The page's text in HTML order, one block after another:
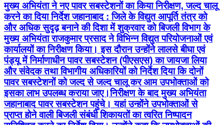
मुख्य अभियंता ने नए पावर सबस्टेशनों का किया निरीक्षण, जल्द चालू
करने का दिया निर्देश जहानाबाद : जिले के विद्युत आपूर्ति तंत्र को
और अधिक सुदृढ़ बनाने की दिशा में शुक्रवार को बिजली विभाग के
मुख्य अभियंता राजकुमार प्रसाद ने विभिन्न विद्युत परियोजनाओं एवं
कार्यालयों का निरीक्षण किया। इस दौरान उन्होंने लालसे बीघा एवं
पंड्यू में निर्माणाधीन पावर सबस्टेशन (पीएसएस) का जायजा लिया
और संवेदक तथा विभागीय अधिकारियों को निर्देश दिया कि दोनों
पावर सबस्टेशनों को जल्द से जल्द चालू कर आम उपभोक्ताओं को
इसका लाभ उपलब्ध कराया जाए।निरीक्षण के बाद मुख्य अभियंता
जहानाबाद पावर सबस्टेशन पहुंचे। यहां उन्होंने उपभोक्ताओं से
प्राप्त होने वाली बिजली संबंधी शिकायतों का त्वरित निष्पादन